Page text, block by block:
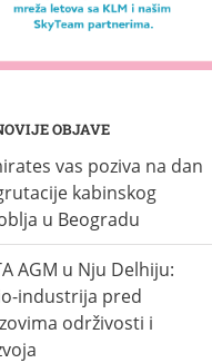
OBJAVE
vas poziva na dan
kabinskog
u Beogradu
AGM u Nju Delhiju:
industrija pred
održivosti i